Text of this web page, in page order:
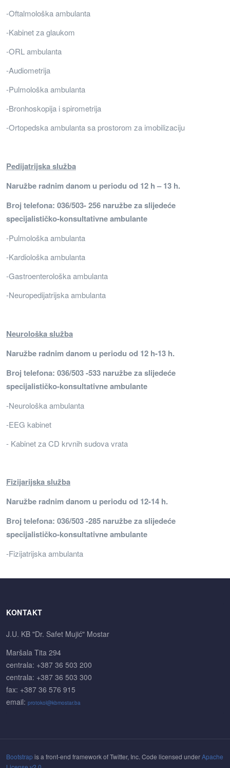
-Oftalmološka ambulanta
-Kabinet za glaukom
-ORL ambulanta
-Audiometrija
-Pulmološka ambulanta
-Bronhoskopija i spirometrija
-Ortopedska ambulanta sa prostorom za imobilizaciju
Pedijatrijska služba
Naružbe radnim danom u periodu od 12 h – 13 h.
Broj telefona: 036/503- 256 naružbe za slijedeće
specijalističko-konsultativne ambulante
-Pulmološka ambulanta
-Kardiološka ambulanta
-Gastroenterološka ambulanta
-Neuropedijatrijska ambulanta
Neurološka služba
Naružbe radnim danom u periodu od 12 h-13 h.
Broj telefona: 036/503 -533 naružbe za slijedeće
specijalističko-konsultativne ambulante
-Neurološka ambulanta
-EEG kabinet
- Kabinet za CD krvnih sudova vrata
Fizijarijska služba
Naružbe radnim danom u periodu od 12-14 h.
Broj telefona: 036/503 -285 naružbe za slijedeće
specijalističko-konsultativne ambulante
-Fizijatrijska ambulanta
KONTAKT
J.U. KB "Dr. Safet Mujić" Mostar
Maršala Tita 294
centrala: +387 36 503 200
centrala: +387 36 503 300
fax: +387 36 576 915
email: protokol@kbmostar.ba
Bootstrapis a front-end framework of Twitter, Inc. Code licensed underApache